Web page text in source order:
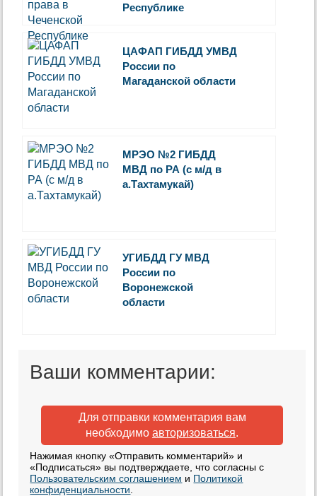
Республике
ЦАФАП ГИБДД УМВД
России по
Магаданской области
МРЭО №2 ГИБДД
МВД по РА (с м/д в
а.Тахтамукай)
УГИБДД ГУ МВД
России по
Воронежской
области
Ваши комментарии:
Для отправки комментария вам
необходимо авторизоваться.
Нажимая кнопку «Отправить комментарий» и
«Подписаться» вы подтверждаете, что согласны с
Пользовательским соглашением и Политикой
конфиденциальности